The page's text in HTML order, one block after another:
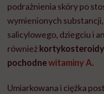
podrażnienia skóry po
wymienionych
salicylowego, dziegciu i
również
pochodnewitaminy A.
Umiarkowana i ciężka